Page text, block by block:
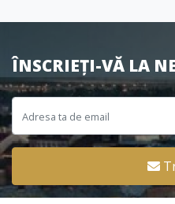
ÎNSCRIEȚI-VĂ LA